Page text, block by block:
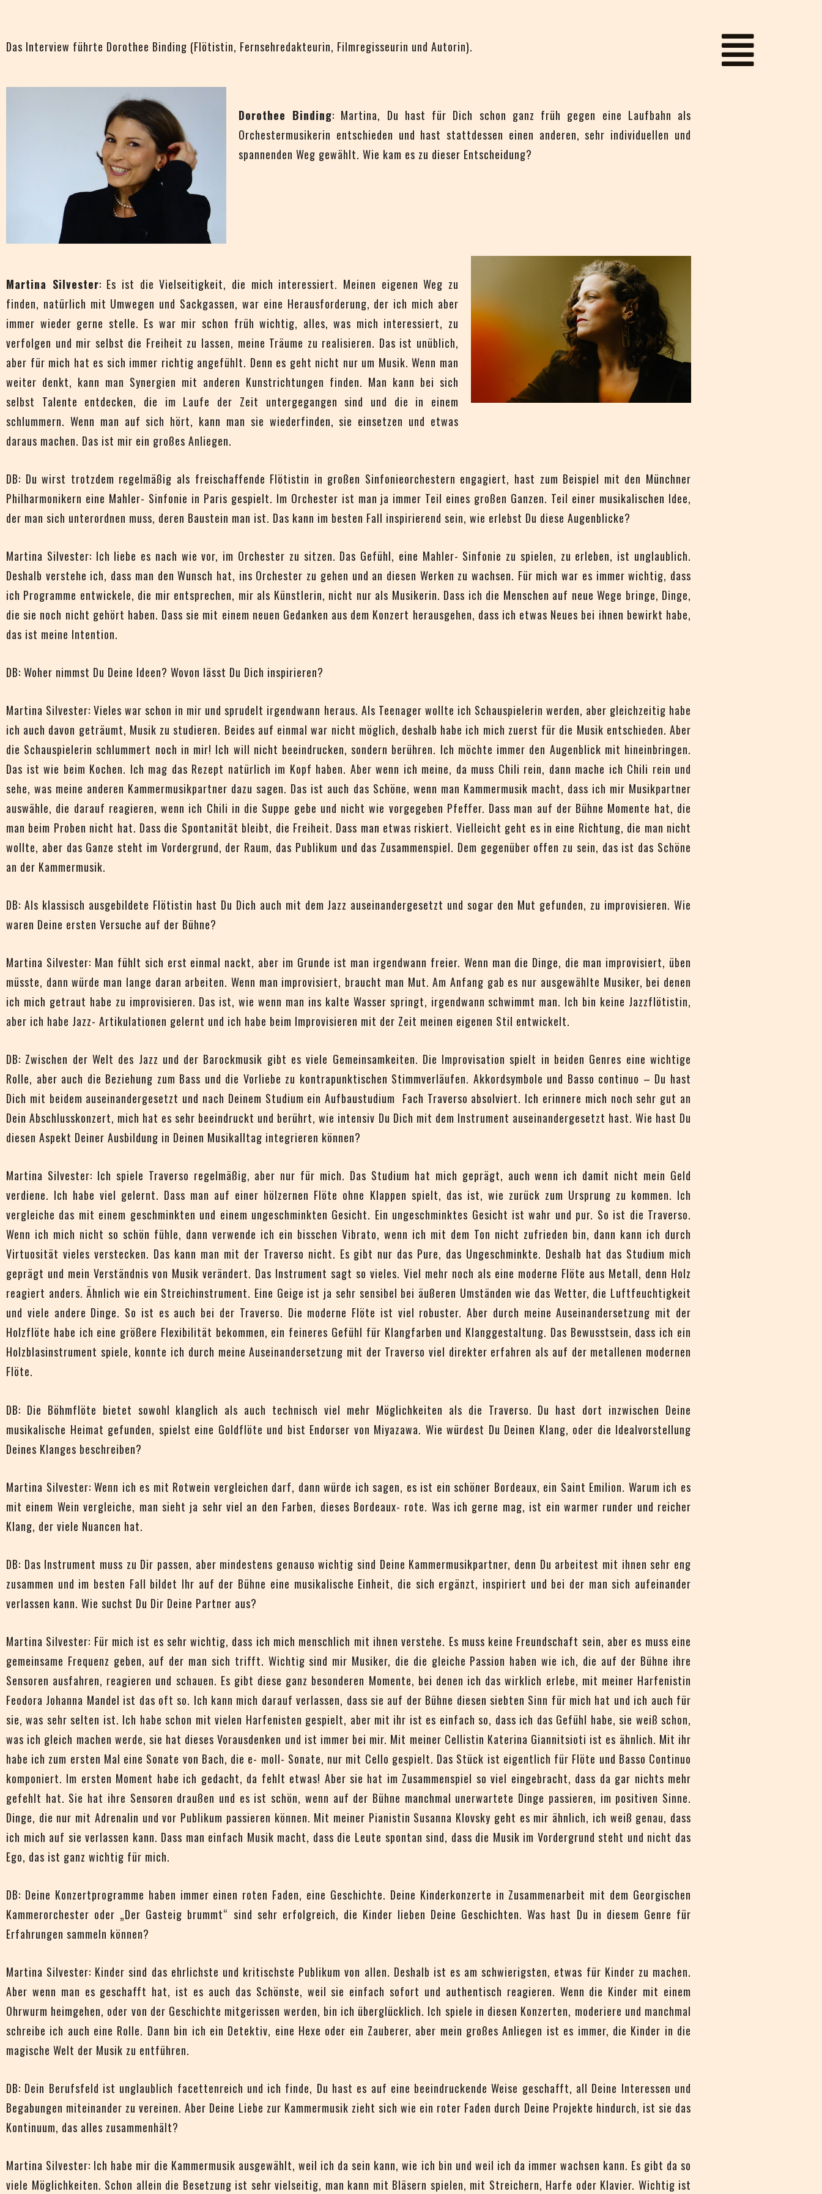
Das Interview führte Dorothee Binding (Flötistin, Fernsehredakteurin, Filmregisseurin und Autorin).
Dorothee Binding: Martina, Du hast für Dich schon ganz früh gegen eine Laufbahn als
Orchestermusikerin entschieden und hast stattdessen einen anderen, sehr individuellen und
spannenden Weg gewählt. Wie kam es zu dieser Entscheidung?
Martina Silvester: Es ist die Vielseitigkeit, die mich interessiert. Meinen eigenen Weg zu
finden, natürlich mit Umwegen und Sackgassen, war eine Herausforderung, der ich mich aber
immer wieder gerne stelle. Es war mir schon früh wichtig, alles, was mich interessiert, zu
verfolgen und mir selbst die Freiheit zu lassen, meine Träume zu realisieren. Das ist unüblich,
aber für mich hat es sich immer richtig angefühlt. Denn es geht nicht nur um Musik. Wenn man
weiter denkt, kann man Synergien mit anderen Kunstrichtungen finden. Man kann bei sich
selbst Talente entdecken, die im Laufe der Zeit untergegangen sind und die in einem
schlummern. Wenn man auf sich hört, kann man sie wiederfinden, sie einsetzen und etwas
daraus machen. Das ist mir ein großes Anliegen.
DB: Du wirst trotzdem regelmäßig als freischaffende Flötistin in großen Sinfonieorchestern engagiert, hast zum Beispiel mit den Münchner
Philharmonikern eine Mahler- Sinfonie in Paris gespielt. Im Orchester ist man ja immer Teil eines großen Ganzen. Teil einer musikalischen Idee,
der man sich unterordnen muss, deren Baustein man ist. Das kann im besten Fall inspirierend sein, wie erlebst Du diese Augenblicke?
Martina Silvester: Ich liebe es nach wie vor, im Orchester zu sitzen. Das Gefühl, eine Mahler- Sinfonie zu spielen, zu erleben, ist unglaublich.
Deshalb verstehe ich, dass man den Wunsch hat, ins Orchester zu gehen und an diesen Werken zu wachsen. Für mich war es immer wichtig, dass
ich Programme entwickele, die mir entsprechen, mir als Künstlerin, nicht nur als Musikerin. Dass ich die Menschen auf neue Wege bringe, Dinge,
die sie noch nicht gehört haben. Dass sie mit einem neuen Gedanken aus dem Konzert herausgehen, dass ich etwas Neues bei ihnen bewirkt habe,
das ist meine Intention.
DB: Woher nimmst Du Deine Ideen? Wovon lässt Du Dich inspirieren?
Martina Silvester: Vieles war schon in mir und sprudelt irgendwann heraus. Als Teenager wollte ich Schauspielerin werden, aber gleichzeitig habe
ich auch davon geträumt, Musik zu studieren. Beides auf einmal war nicht möglich, deshalb habe ich mich zuerst für die Musik entschieden. Aber
die Schauspielerin schlummert noch in mir! Ich will nicht beeindrucken, sondern berühren. Ich möchte immer den Augenblick mit hineinbringen.
Das ist wie beim Kochen. Ich mag das Rezept natürlich im Kopf haben. Aber wenn ich meine, da muss Chili rein, dann mache ich Chili rein und
sehe, was meine anderen Kammermusikpartner dazu sagen. Das ist auch das Schöne, wenn man Kammermusik macht, dass ich mir Musikpartner
auswähle, die darauf reagieren, wenn ich Chili in die Suppe gebe und nicht wie vorgegeben Pfeffer. Dass man auf der Bühne Momente hat, die
man beim Proben nicht hat. Dass die Spontanität bleibt, die Freiheit. Dass man etwas riskiert. Vielleicht geht es in eine Richtung, die man nicht
wollte, aber das Ganze steht im Vordergrund, der Raum, das Publikum und das Zusammenspiel. Dem gegenüber offen zu sein, das ist das Schöne
an der Kammermusik.
DB: Als klassisch ausgebildete Flötistin hast Du Dich auch mit dem Jazz auseinandergesetzt und sogar den Mut gefunden, zu improvisieren. Wie
waren Deine ersten Versuche auf der Bühne?
Martina Silvester: Man fühlt sich erst einmal nackt, aber im Grunde ist man irgendwann freier. Wenn man die Dinge, die man improvisiert, üben
müsste, dann würde man lange daran arbeiten. Wenn man improvisiert, braucht man Mut. Am Anfang gab es nur ausgewählte Musiker, bei denen
ich mich getraut habe zu improvisieren. Das ist, wie wenn man ins kalte Wasser springt, irgendwann schwimmt man. Ich bin keine Jazzflötistin,
aber ich habe Jazz- Artikulationen gelernt und ich habe beim Improvisieren mit der Zeit meinen eigenen Stil entwickelt.
DB: Zwischen der Welt des Jazz und der Barockmusik gibt es viele Gemeinsamkeiten. Die Improvisation spielt in beiden Genres eine wichtige
Rolle, aber auch die Beziehung zum Bass und die Vorliebe zu kontrapunktischen Stimmverläufen. Akkordsymbole und Basso continuo – Du hast
Dich mit beidem auseinandergesetzt und nach Deinem Studium ein Aufbaustudium Fach Traverso absolviert. Ich erinnere mich noch sehr gut an
Dein Abschlusskonzert, mich hat es sehr beeindruckt und berührt, wie intensiv Du Dich mit dem Instrument auseinandergesetzt hast. Wie hast Du
diesen Aspekt Deiner Ausbildung in Deinen Musikalltag integrieren können?
Martina Silvester: Ich spiele Traverso regelmäßig, aber nur für mich. Das Studium hat mich geprägt, auch wenn ich damit nicht mein Geld
verdiene. Ich habe viel gelernt. Dass man auf einer hölzernen Flöte ohne Klappen spielt, das ist, wie zurück zum Ursprung zu kommen. Ich
vergleiche das mit einem geschminkten und einem ungeschminkten Gesicht. Ein ungeschminktes Gesicht ist wahr und pur. So ist die Traverso.
Wenn ich mich nicht so schön fühle, dann verwende ich ein bisschen Vibrato, wenn ich mit dem Ton nicht zufrieden bin, dann kann ich durch
Virtuosität vieles verstecken. Das kann man mit der Traverso nicht. Es gibt nur das Pure, das Ungeschminkte. Deshalb hat das Studium mich
geprägt und mein Verständnis von Musik verändert. Das Instrument sagt so vieles. Viel mehr noch als eine moderne Flöte aus Metall, denn Holz
reagiert anders. Ähnlich wie ein Streichinstrument. Eine Geige ist ja sehr sensibel bei äußeren Umständen wie das Wetter, die Luftfeuchtigkeit
und viele andere Dinge. So ist es auch bei der Traverso. Die moderne Flöte ist viel robuster. Aber durch meine Auseinandersetzung mit der
Holzflöte habe ich eine größere Flexibilität bekommen, ein feineres Gefühl für Klangfarben und Klanggestaltung. Das Bewusstsein, dass ich ein
Holzblasinstrument spiele, konnte ich durch meine Auseinandersetzung mit der Traverso viel direkter erfahren als auf der metallenen modernen
Flöte.
DB: Die Böhmflöte bietet sowohl klanglich als auch technisch viel mehr Möglichkeiten als die Traverso. Du hast dort inzwischen Deine
musikalische Heimat gefunden, spielst eine Goldflöte und bist Endorser von Miyazawa. Wie würdest Du Deinen Klang, oder die Idealvorstellung
Deines Klanges beschreiben?
Martina Silvester: Wenn ich es mit Rotwein vergleichen darf, dann würde ich sagen, es ist ein schöner Bordeaux, ein Saint Emilion. Warum ich es
mit einem Wein vergleiche, man sieht ja sehr viel an den Farben, dieses Bordeaux- rote. Was ich gerne mag, ist ein warmer runder und reicher
Klang, der viele Nuancen hat.
DB: Das Instrument muss zu Dir passen, aber mindestens genauso wichtig sind Deine Kammermusikpartner, denn Du arbeitest mit ihnen sehr eng
zusammen und im besten Fall bildet Ihr auf der Bühne eine musikalische Einheit, die sich ergänzt, inspiriert und bei der man sich aufeinander
verlassen kann. Wie suchst Du Dir Deine Partner aus?
Martina Silvester: Für mich ist es sehr wichtig, dass ich mich menschlich mit ihnen verstehe. Es muss keine Freundschaft sein, aber es muss eine
gemeinsame Frequenz geben, auf der man sich trifft. Wichtig sind mir Musiker, die die gleiche Passion haben wie ich, die auf der Bühne ihre
Sensoren ausfahren, reagieren und schauen. Es gibt diese ganz besonderen Momente, bei denen ich das wirklich erlebe, mit meiner Harfenistin
Feodora Johanna Mandel ist das oft so. Ich kann mich darauf verlassen, dass sie auf der Bühne diesen siebten Sinn für mich hat und ich auch für
sie, was sehr selten ist. Ich habe schon mit vielen Harfenisten gespielt, aber mit ihr ist es einfach so, dass ich das Gefühl habe, sie weiß schon,
was ich gleich machen werde, sie hat dieses Vorausdenken und ist immer bei mir. Mit meiner Cellistin Katerina Giannitsioti ist es ähnlich. Mit ihr
habe ich zum ersten Mal eine Sonate von Bach, die e- moll- Sonate, nur mit Cello gespielt. Das Stück ist eigentlich für Flöte und Basso Continuo
komponiert. Im ersten Moment habe ich gedacht, da fehlt etwas! Aber sie hat im Zusammenspiel so viel eingebracht, dass da gar nichts mehr
gefehlt hat. Sie hat ihre Sensoren draußen und es ist schön, wenn auf der Bühne manchmal unerwartete Dinge passieren, im positiven Sinne.
Dinge, die nur mit Adrenalin und vor Publikum passieren können. Mit meiner Pianistin Susanna Klovsky geht es mir ähnlich, ich weiß genau, dass
ich mich auf sie verlassen kann. Dass man einfach Musik macht, dass die Leute spontan sind, dass die Musik im Vordergrund steht und nicht das
Ego, das ist ganz wichtig für mich.
DB: Deine Konzertprogramme haben immer einen roten Faden, eine Geschichte. Deine Kinderkonzerte in Zusammenarbeit mit dem Georgischen
Kammerorchester oder „Der Gasteig brummt“ sind sehr erfolgreich, die Kinder lieben Deine Geschichten. Was hast Du in diesem Genre für
Erfahrungen sammeln können?
Martina Silvester: Kinder sind das ehrlichste und kritischste Publikum von allen. Deshalb ist es am schwierigsten, etwas für Kinder zu machen.
Aber wenn man es geschafft hat, ist es auch das Schönste, weil sie einfach sofort und authentisch reagieren. Wenn die Kinder mit einem
Ohrwurm heimgehen, oder von der Geschichte mitgerissen werden, bin ich überglücklich. Ich spiele in diesen Konzerten, moderiere und manchmal
schreibe ich auch eine Rolle. Dann bin ich ein Detektiv, eine Hexe oder ein Zauberer, aber mein großes Anliegen ist es immer, die Kinder in die
magische Welt der Musik zu entführen.
DB: Dein Berufsfeld ist unglaublich facettenreich und ich finde, Du hast es auf eine beeindruckende Weise geschafft, all Deine Interessen und
Begabungen miteinander zu vereinen. Aber Deine Liebe zur Kammermusik zieht sich wie ein roter Faden durch Deine Projekte hindurch, ist sie das
Kontinuum, das alles zusammenhält?
Martina Silvester: Ich habe mir die Kammermusik ausgewählt, weil ich da sein kann, wie ich bin und weil ich da immer wachsen kann. Es gibt da so
viele Möglichkeiten. Schon allein die Besetzung ist sehr vielseitig, man kann mit Bläsern spielen, mit Streichern, Harfe oder Klavier. Wichtig ist